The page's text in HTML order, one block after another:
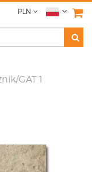
PLN
GAT 1